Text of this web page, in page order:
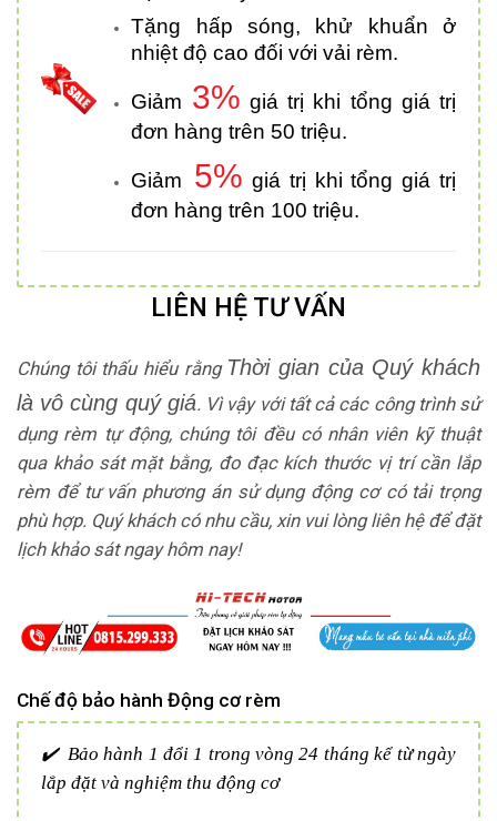
Tặng hấp sóng, khử khuẩn ở
nhiệt độ cao đối với vải rèm.
Giảm 3% giá trị khi tổng giá trị
đơn hàng trên 50 triệu.
Giảm 5% giá trị khi tổng giá trị
đơn hàng trên 100 triệu.
LIÊN HỆ TƯ VẤN
Chúng tôi thấu hiểu rằng Thời gian của Quý khách
là vô cùng quý giá. Vì vậy với tất cả các công trình sử
dụng rèm tự động, chúng tôi đều có nhân viên kỹ thuật
qua khảo sát mặt bằng, đo đạc kích thước vị trí cần lắp
rèm để tư vấn phương án sử dụng động cơ có tải trọng
phù hợp. Quý khách có nhu cầu, xin vui lòng liên hệ để đặt
lịch khảo sát ngay hôm nay!
Chế độ bảo hành Động cơ rèm
✔️ Bảo hành 1 đổi 1 trong vòng 24 tháng kể từ ngày
lắp đặt và nghiệm thu động cơ